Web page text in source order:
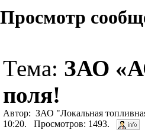
Просмотр
Тема: ЗАО
поля!
Автор: ЗАО "Локальная
10:20. Просмотров: 1493.